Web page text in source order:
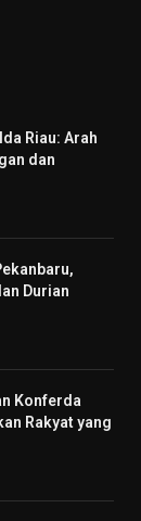
Riau: Arah
dan
Durian
Konferda
Rakyat yang